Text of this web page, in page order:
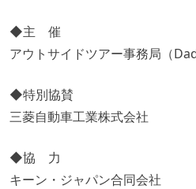
◆主 催
アウトサイドツアー事務局（
◆特別協賛
三菱自動車工業株式会社
◆協 力
キーン・ジャパン合同会社